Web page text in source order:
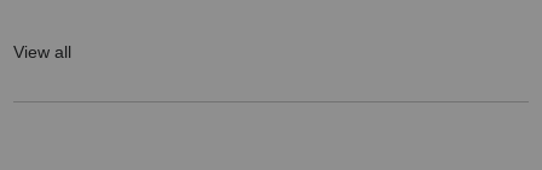
View all